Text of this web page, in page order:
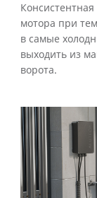
мотора при
в самые
выходить из
ворота.